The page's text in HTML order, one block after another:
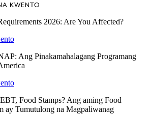
KWENTO
2026: Are You Affected?
Ang Pinakamahalagang Programang
Food Stamps? Ang aming Food
ay Tumutulong na Magpaliwanag